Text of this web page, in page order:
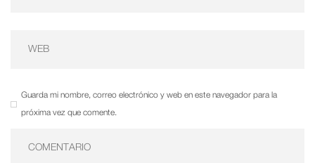
Guarda mi nombre, correo electrónico y web en este navegador para la
próxima vez que comente.